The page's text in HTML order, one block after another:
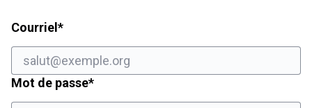
Courriel *Champ obligatoire
Mot de passe*Champ obligatoire